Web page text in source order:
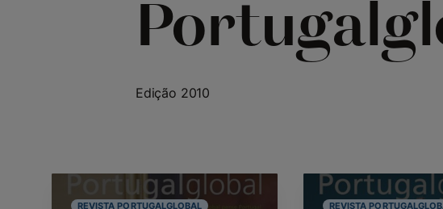
Edição 2010
REVISTA PORTUGALGLOBAL REVISTA